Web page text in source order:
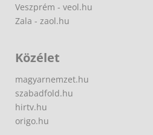
Veszprém - veol.hu
Zala - zaol.hu
Közélet
magyarnemzet.hu
szabadfold.hu
hirtv.hu
origo.hu